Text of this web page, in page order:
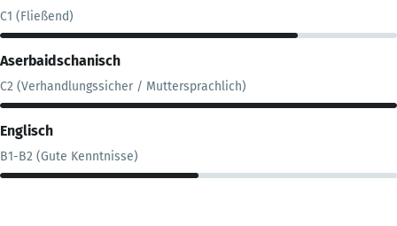
C1 (Fließend)
Aserbaidschanisch
C2 (Verhandlungssicher / Muttersprachlich)
Englisch
B1-B2 (Gute Kenntnisse)